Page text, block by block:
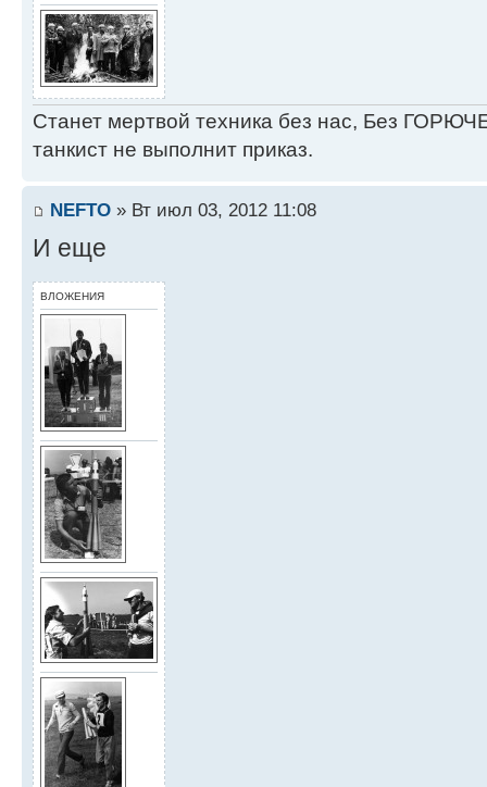
Станет мертвой техника без нас, Без
танкист не выполнит приказ.
NEFTO » Вт июл 03, 2012 11:08
И еще
ВЛОЖЕНИЯ